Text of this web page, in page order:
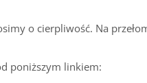
o cierpliwość. Na
poniższym linkiem: